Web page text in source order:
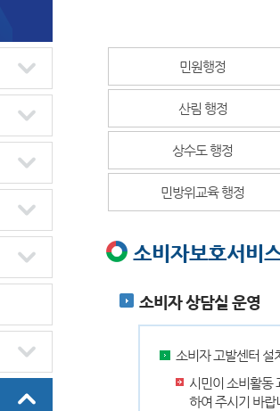
민원행정
산림 행정
상수도 행정
민방위교육 행정
소비자보호서비
소비자 상담실 운영
소비자 고발센터 설
시민이 소비활동
하여 주시기 바랍